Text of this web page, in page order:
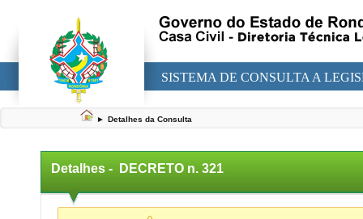
SISTEMA DE CONSULTA A
► Detalhes da Consulta
Detalhes - DECRETO n. 321
▼